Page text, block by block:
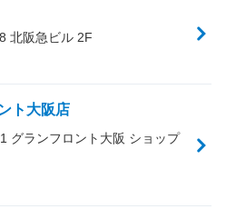
北阪急ビル 2F
ト大阪店
グランフロント大阪 ショップ